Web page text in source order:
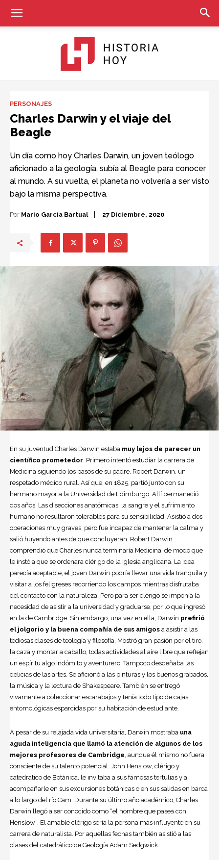
PERSONAJES
Charles Darwin y el viaje del
Beagle
Un día como hoy Charles Darwin, un joven teólogo
aficionado a la geología, subía al Beagle para conocer
al mundo. A su vuelta, el planeta no volvería a ser visto
bajo la misma perspectiva.
Por Mario García Bartual 27 Diciembre, 2020
En su juventud Charles Darwin estaba muy lejos de parecer un
científico prometedor. Primero intentó estudiar la carrera de
Medicina siguiendo los pasos de su padre, Robert Darwin, un
respetado médico rural. Así que, en 1825, partió junto con su
hermano mayor a la Universidad de Edimburgo. Allí permaneció
dos años. Las disecciones anatómicas, la sangre y el sufrimiento
humano no resultaron tolerables para su sensibilidad. Asistió a dos
operaciones muy graves, pero fue incapaz de mantener la calma y
salió huyendo antes de que concluyeran. Robert Darwin
comprendió que Charles nunca terminaría Medicina, de modo que
le instó a que se ordenara clérigo de la Iglesia anglicana. La idea
parecía aceptable, el joven Darwin podría llevar una vida tranquila y
visitar a los feligreses recorriendo los campos mientras disfrutaba
del contacto con la naturaleza. Pero para ser clérigo se imponía la
necesidad de asistir a la universidad y graduarse, por lo que ingresó
en la de Cambridge. Sin embargo, una vez en ella, Darwin prefirió
el jolgorio y la buena compañía de sus amigos a asistir a las
tediosas clases de teología y filosofía. Mostró gran pasión por el tiro,
la caza y montar a caballo, todas actividades al aire libre que reflejan
un espíritu algo indómito y aventurero. Tampoco desdeñaba las
delicias de las artes. Se aficionó a las pinturas y los buenos grabados,
la música y la lectura de Shakespeare. También se entregó
vivamente a coleccionar escarabajos y tenía todo tipo de cajas
entomológicas esparcidas por su habitación de estudiante.
A pesar de su relajada vida universitaria, Darwin mostraba una
aguda inteligencia que llamó la atención de algunos de los
mejores profesores de Cambridge, aunque él mismo no fuera
consciente de su talento potencial. John Henslow, clérigo y
catedrático de Botánica, le invitaba a sus famosas tertulias y a
acompañarle en sus excursiones botánicas o en sus salidas en barca
a lo largo del río Cam. Durante su último año académico, Charles
Darwin llegó a ser conocido como “el hombre que pasea con
Henslow”. El amable clérigo sería la persona más influyente en su
carrera de naturalista. Por aquellas fechas también asistió a las
clases del catedrático de Geología Adam Sedgwick.